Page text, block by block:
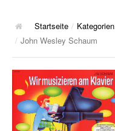
Songbooks
10 Charthits
ACT Music
Die Ärzte
Die Toten Hosen
Startseite /
/ John Wesley Schaum